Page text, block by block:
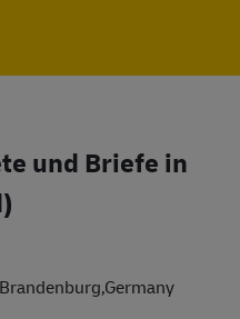
und Briefe in